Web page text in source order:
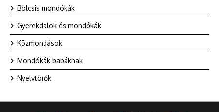
Bölcsis mondókák
Gyerekdalok és mondókák
Közmondások
Mondókák babáknak
Nyelvtörők